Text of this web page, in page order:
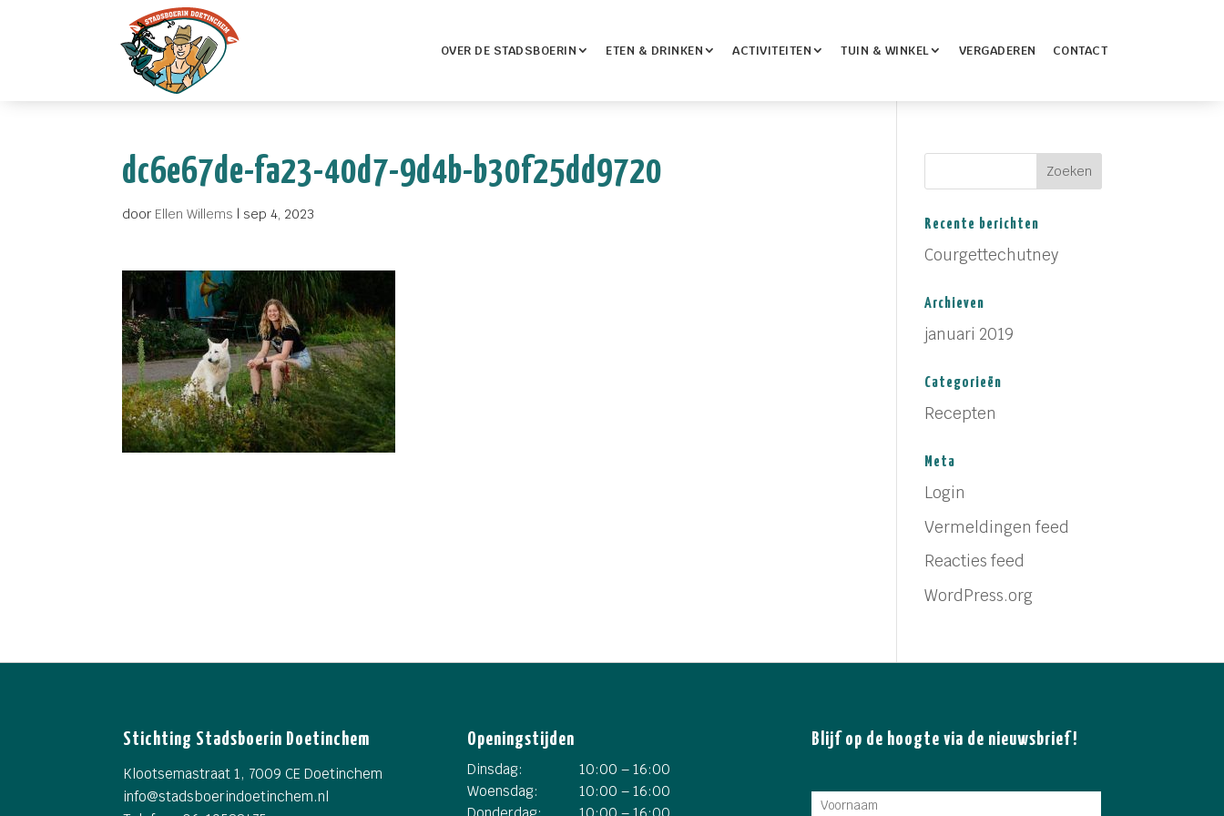
OVER DE STADSBOERIN ETEN & DRINKEN ACTIVITEITEN TUIN & WINKEL VERGADEREN CONTACT
dc6e67de-fa23-40d7-9d4b-b30f25dd9720
door Ellen Willems | sep 4, 2023
Recente berichten
Courgettechutney
Archieven
januari 2019
Categorieën
Recepten
Meta
Login
Vermeldingen feed
Reacties feed
WordPress.org
Stichting Stadsboerin Doetinchem
Klootsemastraat 1, 7009 CE Doetinchem
info@stadsboerindoetinchem.nl
Openingstijden
Dinsdag:
10:00 – 16:00
Woensdag:
10:00 – 16:00
Blijf op de hoogte via de nieuwsbrief!